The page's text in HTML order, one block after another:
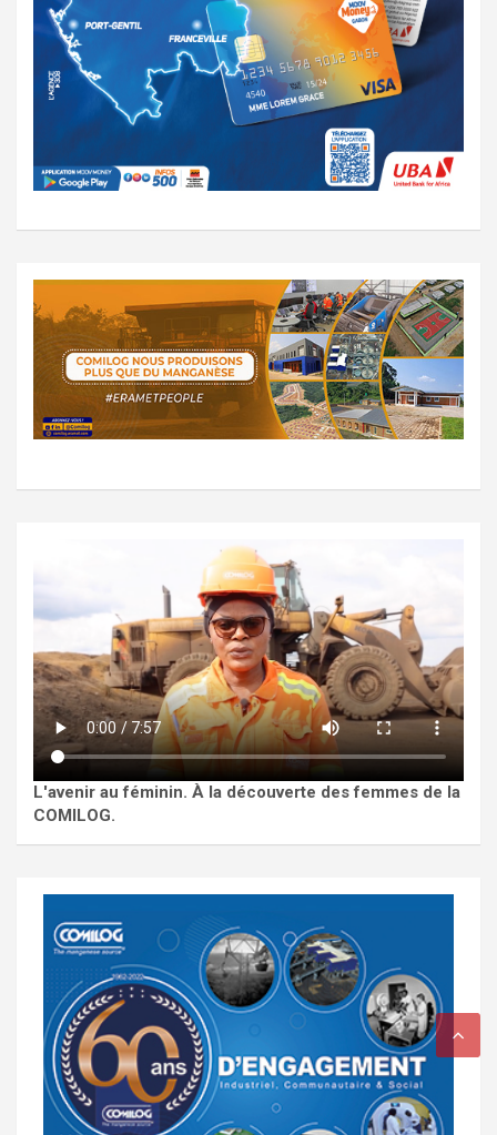
L'avenir au féminin. À la découverte des femmes de la
COMILOG.